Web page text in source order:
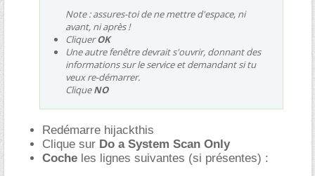
Note : assures-toi de ne mettre d'espace, ni
avant, ni après !
CliquerOK
Une autre fenêtre devrait s'ouvrir, donnant des
informations sur le service et demandant si tu
veux re-démarrer.
CliqueNO
Redémarre hijackthis
Clique sur Do a System Scan Only
Coche les lignes suivantes (si présentes) :